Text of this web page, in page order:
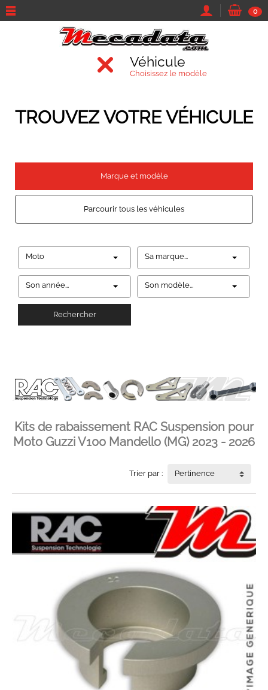
0
Véhicule
Choisissez le modèle
TROUVEZ VOTRE VÉHICULE
Marque et modèle
Parcourir tous les véhicules
Moto Sa marque...
Son année... Son modèle...
Rechercher
Kits de rabaissement RAC Suspension pour
Moto Guzzi V100 Mandello (MG) 2023 - 2026
Trier par : Pertinence